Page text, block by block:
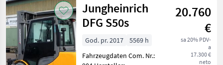
Kategorija 3 Država Filteri
TRENUTNA
PUTANJA
Resetuj
Prikaži 8
rezultata
Jungheinrich
DFG S50s
20.760
€
sa 20% PDV-
a
17.300 €
neto
God. pr. 2017
5569 h
Fahrzeugdaten Com. Nr.: